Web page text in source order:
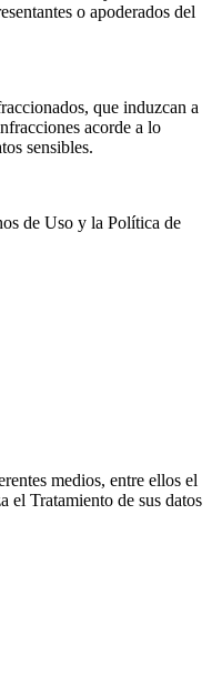
o apoderados del
que induzcan a
acorde a lo
sensibles.
de Uso y la Política de
medios, entre ellos el
Tratamiento de sus datos